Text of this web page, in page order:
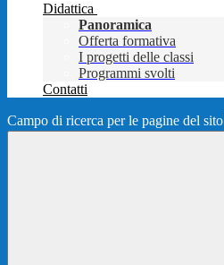
Didattica
Panoramica
Offerta formativa
I progetti delle classi
Programmi svolti
Contatti
Campo di ricerca per le pagine del sito